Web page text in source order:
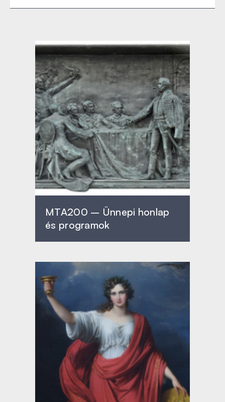
MTA200 – Ünnepi honlap
és programok